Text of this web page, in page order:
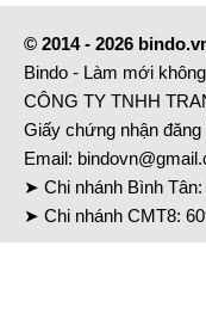
© 2014 - 2026
Bindo - Làm mới
CÔNG TY TNHH
Giấy chứng nhận
Email:
➤ Chi nhánh Bình
➤ Chi nhánh CMT8: